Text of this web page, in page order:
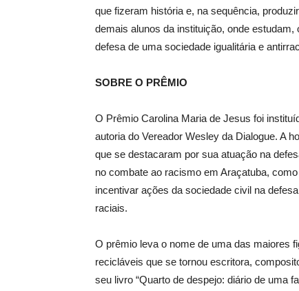
que fizeram história e, na sequência,
demais alunos da instituição, onde estudam,
defesa de uma sociedade igualitária e
SOBRE O PRÊMIO
O Prêmio Carolina Maria de Jesus foi
autoria do Vereador Wesley da Dialogue. A
que se destacaram por sua atuação na
no combate ao racismo em Araçatuba,
incentivar ações da sociedade civil na
raciais.
O prêmio leva o nome de uma das maiores
recicláveis que se tornou escritora,
seu livro “Quarto de despejo: diário de uma